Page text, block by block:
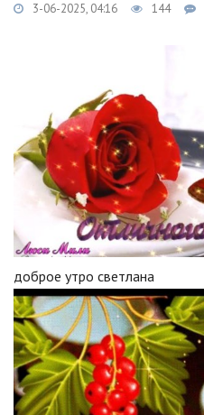
3-06-2025, 04:16 144
доброе утро светлана